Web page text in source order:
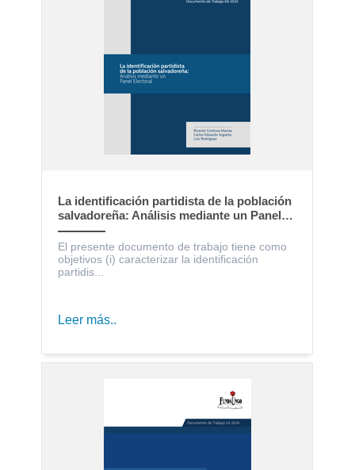
La identificación partidista de la población
salvadoreña: Análisis mediante un Panel
Electoral
El presente documento de trabajo tiene como
objetivos (i) caracterizar la identificación
partidis...
Leer más..